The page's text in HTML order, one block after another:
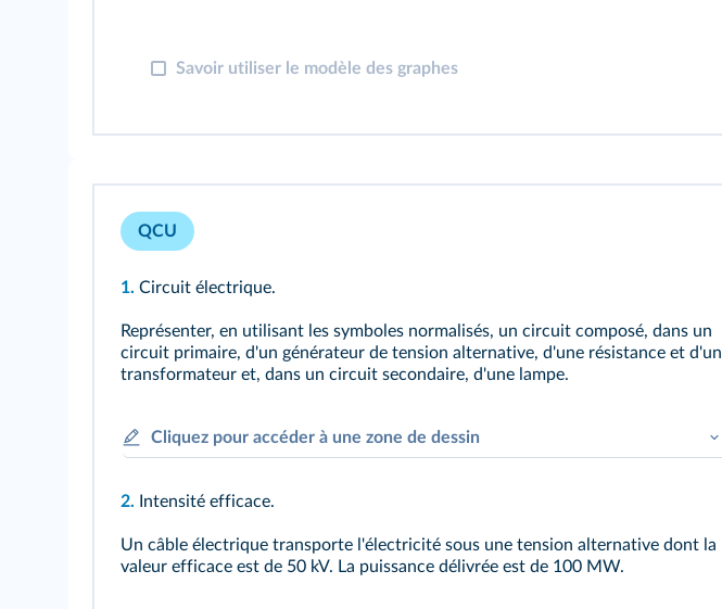
Savoir utiliser le modèle des graphes
QCU
1. Circuit électrique.
Représenter, en utilisant les symboles normalisés, un circuit composé, dans un
circuit primaire, d'un générateur de tension alternative, d'une résistance et d'un
transformateur et, dans un circuit secondaire, d'une lampe.
Cliquez pour accéder à une zone de dessin
2. Intensité efficace.
Un câble électrique transporte l'électricité sous une tension alternative dont la
valeur efficace est de 50 kV. La puissance délivrée est de 100 MW.